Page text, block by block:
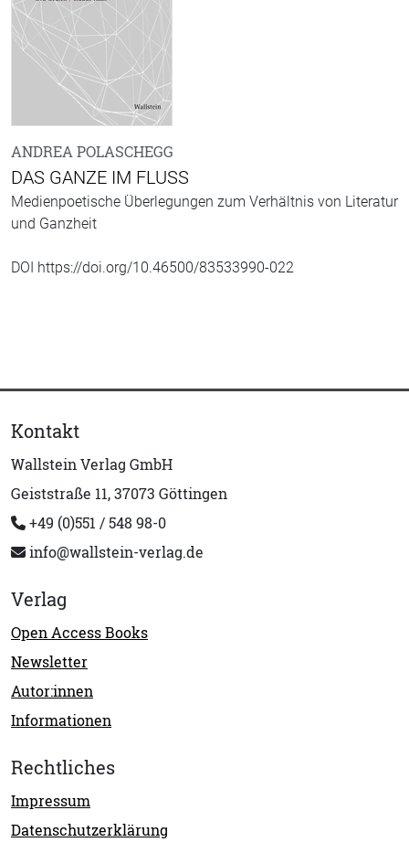
ANDREA POLASCHEGG
DAS GANZE IM FLUSS
Medienpoetische Überlegungen zum Verhältnis von Literatur
und Ganzheit
DOI https://doi.org/10.46500/83533990-022
Kontakt
Wallstein Verlag GmbH
Geiststraße 11, 37073 Göttingen
+49 (0)551 / 548 98-0
info@wallstein-verlag.de
Verlag
Open Access Books
Newsletter
Autor:innen
Informationen
Rechtliches
Impressum
Datenschutzerklärung